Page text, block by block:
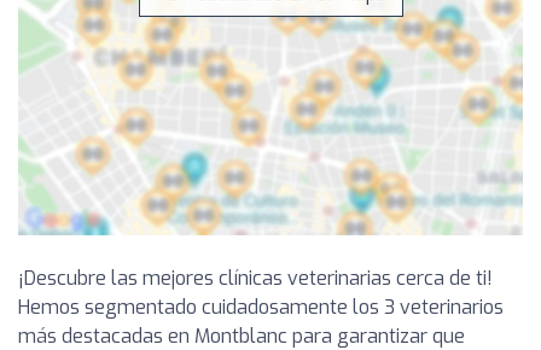
¡Descubre las mejores clínicas veterinarias cerca de ti!
Hemos segmentado cuidadosamente los 3 veterinarios
más destacadas en Montblanc para garantizar que